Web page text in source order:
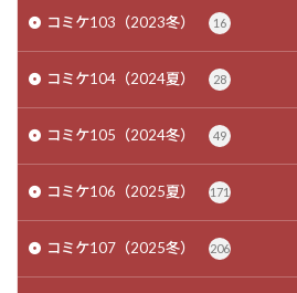
コミケ103（2023冬） 16
コミケ104（2024夏） 28
コミケ105（2024冬） 49
コミケ106（2025夏） 171
コミケ107（2025冬） 206